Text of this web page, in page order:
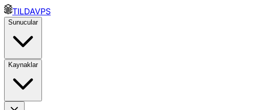
TILDAVPS
Sunucular
Kaynaklar